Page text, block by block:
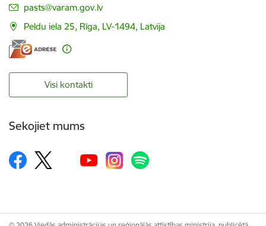
E-pasts:
pasts@varam.gov.lv
Peldu iela 25, Rīga, LV-1494, Latvija
Visi kontakti
Sekojiet mums